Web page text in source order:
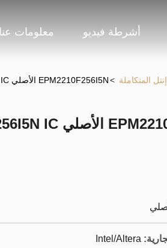
أشرطة فيديو معلومات عنا
المتكاملة >EPM2210F256I5N الأصلي EPM2210F256I5N IC الدائرة المتكاملة
Intel/Altera